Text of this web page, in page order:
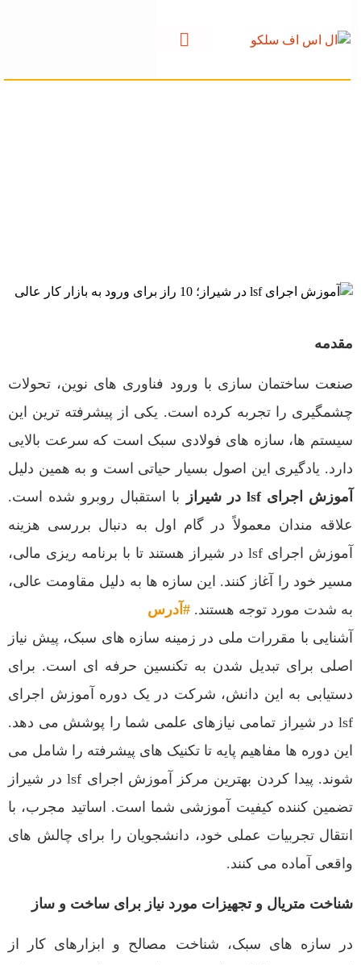
مقدمه
صنعت ساختمان سازی با ورود فناوری های نوین، تحولات
چشمگیری را تجربه کرده است. یکی از پیشرفته ترین این
سیستم ها، سازه های فولادی سبک است که سرعت بالایی
دارد. یادگیری این اصول بسیار حیاتی است و به همین دلیل
آموزش اجرای lsf در شیراز
با استقبال روبرو شده است.
علاقه مندان معمولاً در گام اول به دنبال بررسی هزینه
آموزش اجرای lsf در شیراز هستند تا با برنامه ریزی مالی،
مسیر خود را آغاز کنند. این سازه ها به دلیل مقاومت عالی،
به شدت مورد توجه هستند. #آدرس
آشنایی با مقررات ملی در زمینه سازه های سبک، پیش نیاز
اصلی برای تبدیل شدن به تکنسین حرفه ای است. برای
دستیابی به این دانش، شرکت در یک دوره آموزش اجرای
lsf در شیراز تمامی نیازهای علمی شما را پوشش می دهد.
این دوره ها مفاهیم پایه تا تکنیک های پیشرفته را شامل می
شوند. پیدا کردن بهترین مرکز آموزش اجرای lsf در شیراز
تضمین کننده کیفیت آموزشی شما است. اساتید مجرب، با
انتقال تجربیات عملی خود، دانشجویان را برای چالش های
واقعی آماده می کنند.
شناخت متریال و تجهیزات مورد نیاز برای ساخت و ساز
در سازه های سبک، شناخت مصالح و ابزارهای کار از